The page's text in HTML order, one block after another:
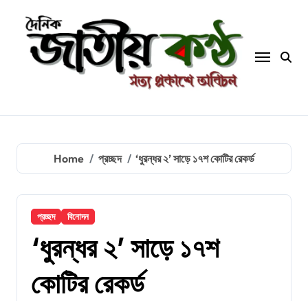
content
Home প্রচ্ছদ ‘ধুরন্ধর ২’ সাড়ে ১৭শ কোটির রেকর্ড
প্রচ্ছদ বিনোদন
‘ধুরন্ধর ২’ সাড়ে ১৭শ
কোটির রেকর্ড